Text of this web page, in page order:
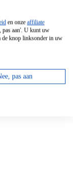
en onze affiliate
pas aan'. U kunt uw
de knop linksonder in uw
pas aan